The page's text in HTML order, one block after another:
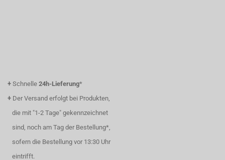
+ Schnelle 24h-Lieferung*
+ Der Versand erfolgt bei Produkten,
die mit "1-2 Tage" gekennzeichnet
sind, noch am Tag der Bestellung*,
sofern die Bestellung vor 13:30 Uhr
eintrifft.